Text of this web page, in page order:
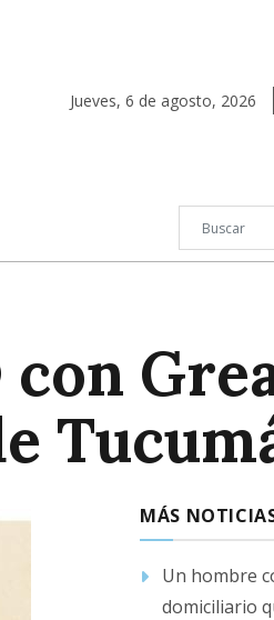
Jueves, 6 de agosto, 2026
MÁS
Un hombre
domiciliario